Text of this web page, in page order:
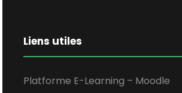
Liens utiles
Platforme E-Learning – Moodle